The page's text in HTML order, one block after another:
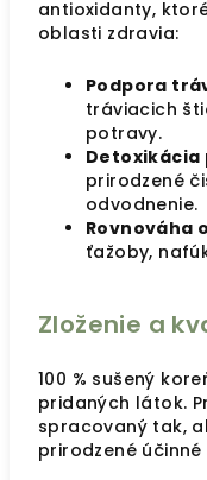
antioxidanty,
oblasti zdravia:
Podpora
tráviacich
potravy.
Detoxikácia
prirodzené
odvodnenie.
Rovnováha
ťažoby,
Zloženie a
100 % sušený
pridaných látok.
spracovaný tak,
prirodzené